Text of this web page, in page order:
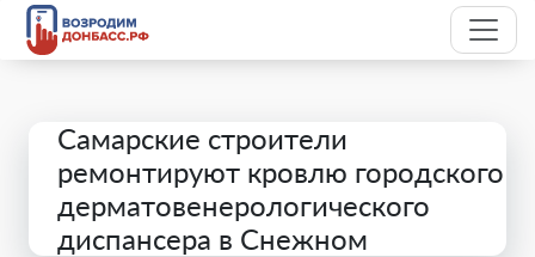
Самарские строители
ремонтируют кровлю городского
дерматовенерологического
диспансера в Снежном